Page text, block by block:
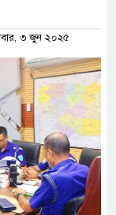
৩ জুন ২০২৫